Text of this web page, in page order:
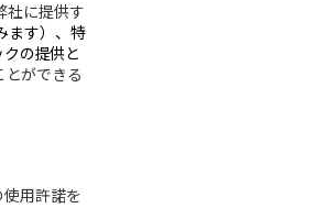
社に提供す
ます）、特
の提供と
ができる
用許諾を